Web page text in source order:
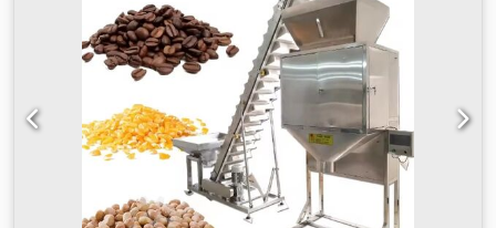
ロワット (1.09 馬力), 装備: CEマーキング,